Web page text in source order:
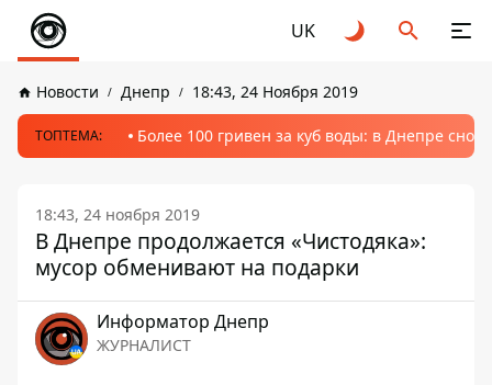
UK
Новости Днепр 18:43, 24 Ноября 2019
ТОПТЕМА: Более 100 гривен за куб воды: в Днепре
18:43, 24 ноября 2019
В Днепре продолжается «Чистодяка»:
мусор обменивают на подарки
Информатор Днепр
ЖУРНАЛИСТ